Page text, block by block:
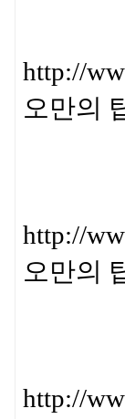
http://
오만의
http://
오만의
http://